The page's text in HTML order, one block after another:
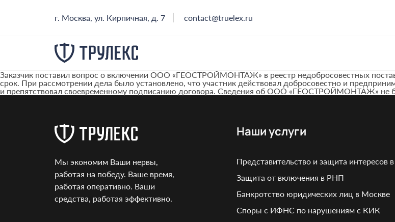
г. Москва, ул. Кирпичная, д. 7 contact@truelex.ru
Заказчик поставил вопрос о включении ООО «ГЕОСТРОЙМОНТАЖ» в реестр недобросовестных
срок. При рассмотрении дела было установлено, что участник действовал добросовестно и
и препятствовал своевременному подписанию договора. Сведения об ООО «ГЕОСТРОЙМОНТАЖ» не
Мы экономим Ваши нервы,
работая на победу. Ваше время,
работая оперативно. Ваши
средства, работая эффективно.
Наши услуги
Представительство и защита интересов
Защита от включения в РНП
Банкротство юридических лиц в Москве
Споры с ИФНС по нарушениям с КИК